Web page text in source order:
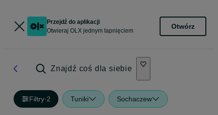
Przejdź do aplikacji
Otwieraj OLX jednym tapnięciem
Otwórz
Znajdź coś dla siebie
Filtry·2 Tuniki Sochaczew